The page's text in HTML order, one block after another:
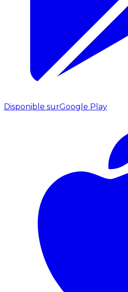
Disponible surGoogle Play